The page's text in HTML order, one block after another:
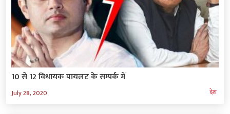
10 से 12 विधायक पायलट के सम्पर्क में
July 28, 2020 देश